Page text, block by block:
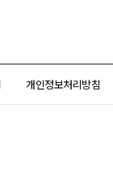
개인정보처리방침